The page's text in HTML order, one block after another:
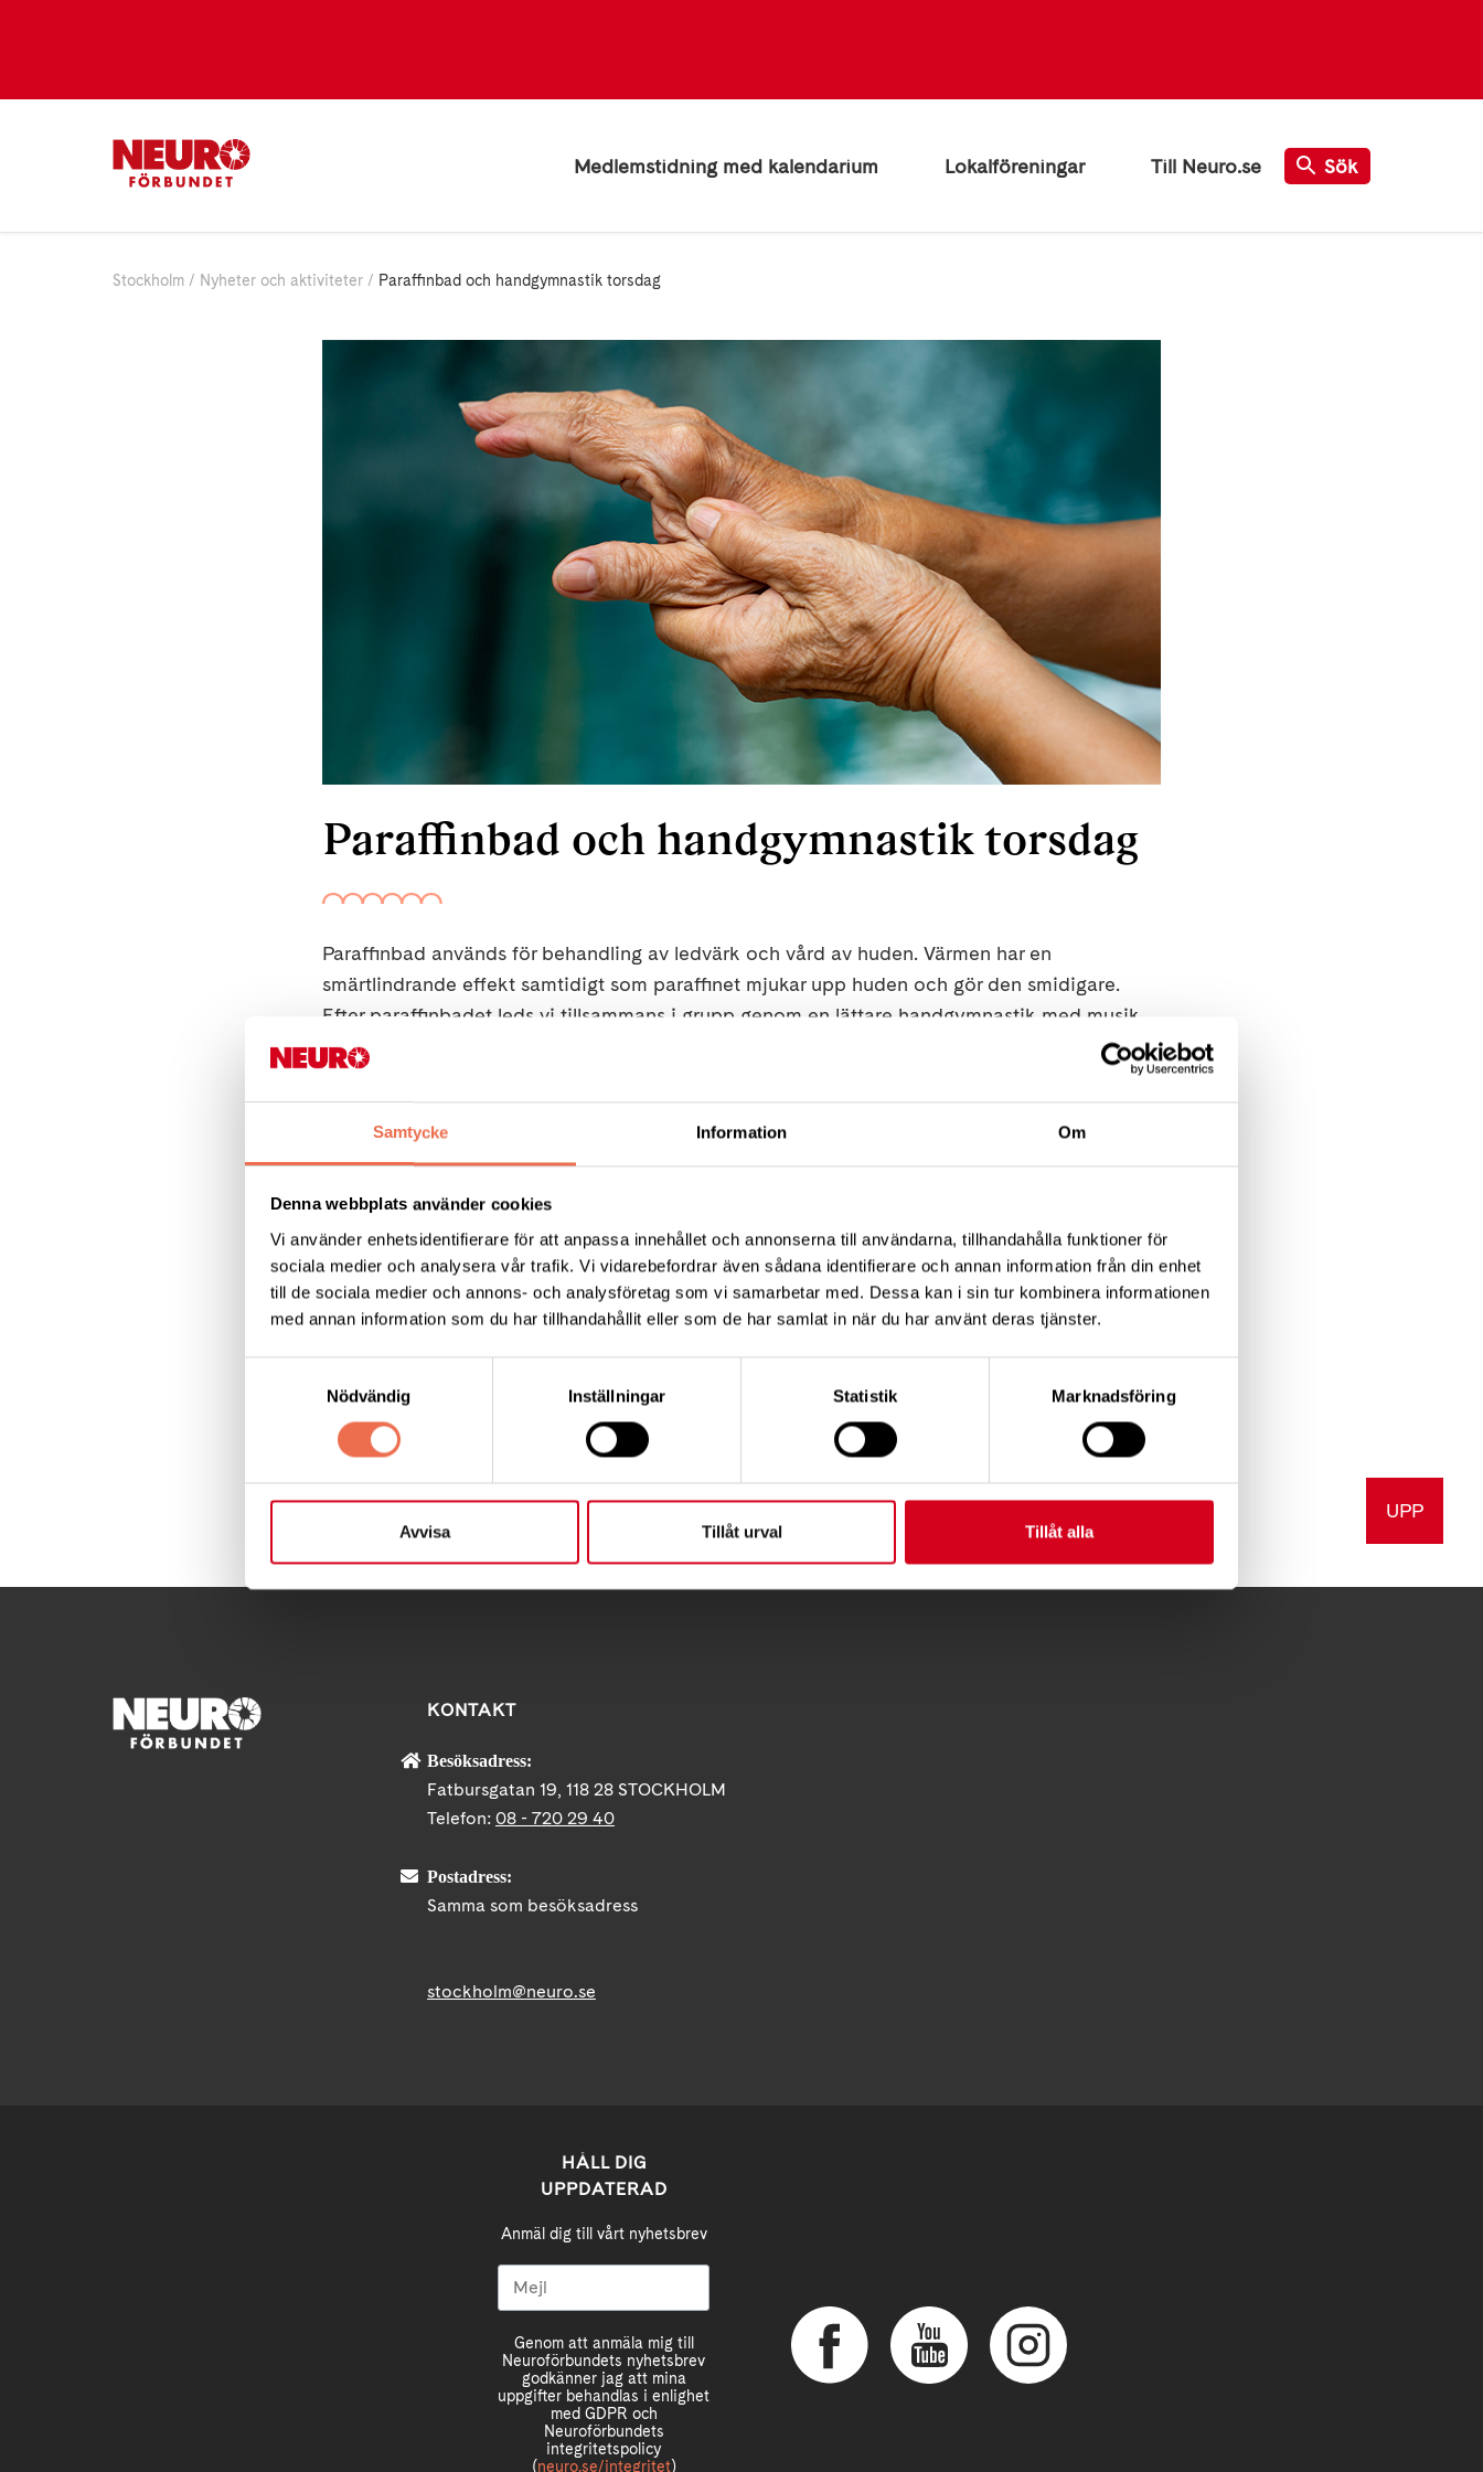
Samtycke Information Om
Denna webbplats använder cookies
Vi använder enhetsidentifierare för att anpassa innehållet och annonserna till användarna, tillhandahålla funktioner för
sociala medier och analysera vår trafik. Vi vidarebefordrar även sådana identifierare och annan information från din enhet
till de sociala medier och annons- och analysföretag som vi samarbetar med. Dessa kan i sin tur kombinera informationen
med annan information som du har tillhandahållit eller som de har samlat in när du har använt deras tjänster.
Nödvändig
Inställningar Statistik Marknadsföring
Avvisa Tillåt urval Tillåt alla
Medlemstidning med kalendarium Lokalföreningar Till Neuro.se Sök
Stockholm Nyheter och aktiviteter Paraffinbad och handgymnastik torsdag
Paraffinbad och handgymnastik torsdag
Paraffinbad används för behandling av ledvärk och vård av huden. Värmen har en
smärtlindrande effekt samtidigt som paraffinet mjukar upp huden och gör den smidigare.
Efter paraffinbadet leds vi tillsammans i grupp genom en lättare handgymnastik med musik.
När -
Kansliet på Fatbursgatan 19, samma hus som Södra Station.
Tid -13:30 - cirka 15:00.
Kostnad -paraffinbad 25 kronor.
Vi avslutar paraffinbadet med kaffe och kaka som kostar 25 kr för den som önskar, bara kaffe
kostar 10 kronor.
Anmälan - mejla senast tisdag 6 maj uppge vilken stadsdel du bor i.
Dela denna sida: UPP
KONTAKT
Besöksadress:
Fatbursgatan 19, 118 28 STOCKHOLM
Telefon: 08 - 720 29 40
Postadress:
Samma som besöksadress
stockholm@neuro.se
HÅLL DIG
UPPDATERAD
Anmäl dig till vårt nyhetsbrev
Genom att anmäla mig till
Neuroförbundets nyhetsbrev
godkänner jag att mina
uppgifter behandlas i enlighet
med GDPR och
Neuroförbundets
integritetspolicy
(neuro.se/integritet)